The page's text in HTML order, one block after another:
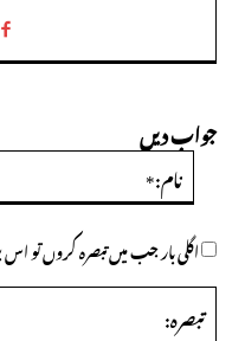
جواب دیں
اگلی بار جب میں تبصرہ کروں تو